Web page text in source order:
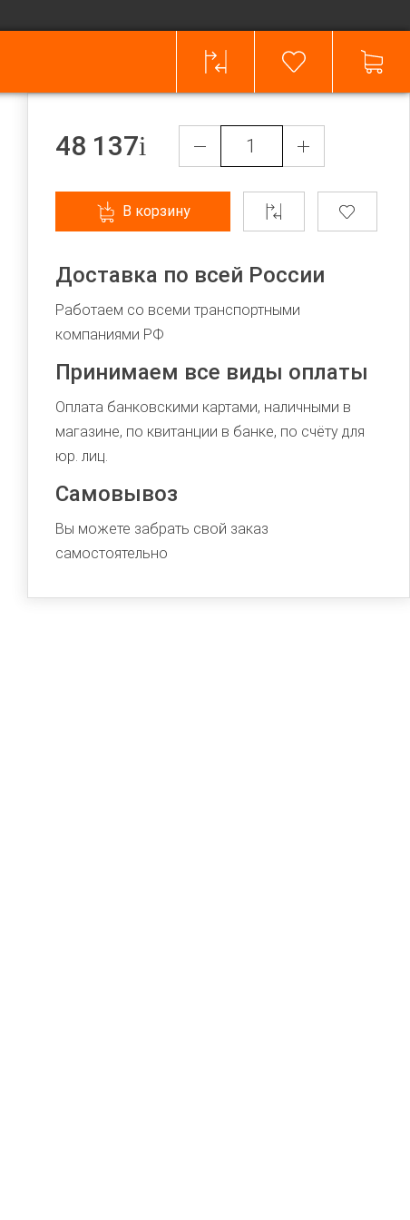
48 137
В корзину
Доставка по всей России
Работаем со всеми транспортными
компаниями РФ
Принимаем все виды оплаты
Оплата банковскими картами, наличными в
магазине, по квитанции в банке, по счёту для
юр. лиц.
Самовывоз
Вы можете забрать свой заказ
самостоятельно